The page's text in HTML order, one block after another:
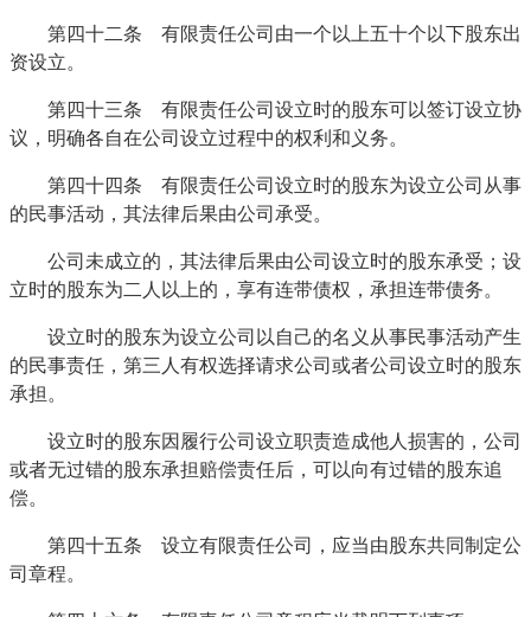
第四十二条 有限责任公司由一个以上五十个以下股东出
资设立。
第四十三条 有限责任公司设立时的股东可以签订设立协
议，明确各自在公司设立过程中的权利和义务。
第四十四条 有限责任公司设立时的股东为设立公司从事
的民事活动，其法律后果由公司承受。
公司未成立的，其法律后果由公司设立时的股东承受；设
立时的股东为二人以上的，享有连带债权，承担连带债务。
设立时的股东为设立公司以自己的名义从事民事活动产生
的民事责任，第三人有权选择请求公司或者公司设立时的股东
承担。
设立时的股东因履行公司设立职责造成他人损害的，公司
或者无过错的股东承担赔偿责任后，可以向有过错的股东追
偿。
第四十五条 设立有限责任公司，应当由股东共同制定公
司章程。